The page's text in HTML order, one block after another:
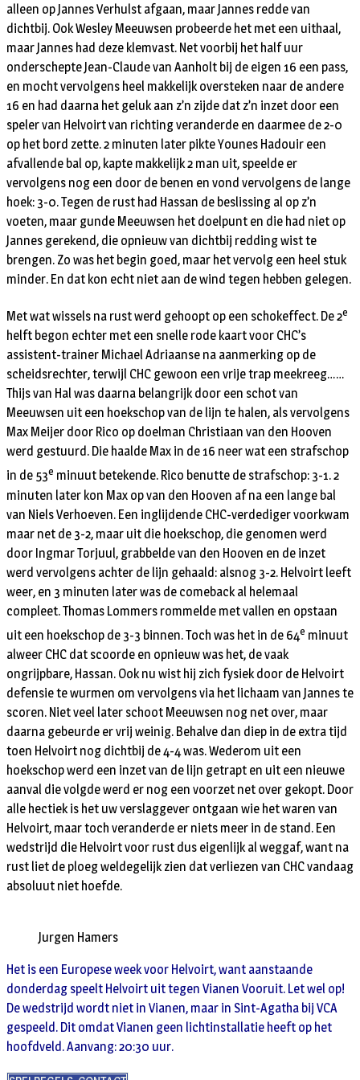
alleen op Jannes Verhulst afgaan, maar Jannes redde van
dichtbij. Ook Wesley Meeuwsen probeerde het met een uithaal,
maar Jannes had deze klemvast. Net voorbij het half uur
onderschepte Jean-Claude van Aanholt bij de eigen 16 een pass,
en mocht vervolgens heel makkelijk oversteken naar de andere
16 en had daarna het geluk aan z’n zijde dat z’n inzet door een
speler van Helvoirt van richting veranderde en daarmee de 2-0
op het bord zette. 2 minuten later pikte Younes Hadouir een
afvallende bal op, kapte makkelijk 2 man uit, speelde er
vervolgens nog een door de benen en vond vervolgens de lange
hoek: 3-0. Tegen de rust had Hassan de beslissing al op z’n
voeten, maar gunde Meeuwsen het doelpunt en die had niet op
Jannes gerekend, die opnieuw van dichtbij redding wist te
brengen. Zo was het begin goed, maar het vervolg een heel stuk
minder. En dat kon echt niet aan de wind tegen hebben gelegen.
Met wat wissels na rust werd gehoopt op een schokeffect. De 2e
helft begon echter met een snelle rode kaart voor CHC’s
assistent-trainer Michael Adriaanse na aanmerking op de
scheidsrechter, terwijl CHC gewoon een vrije trap meekreeg……
Thijs van Hal was daarna belangrijk door een schot van
Meeuwsen uit een hoekschop van de lijn te halen, als vervolgens
Max Meijer door Rico op doelman Christiaan van den Hooven
werd gestuurd. Die haalde Max in de 16 neer wat een strafschop
in de 53e minuut betekende. Rico benutte de strafschop: 3-1. 2
minuten later kon Max op van den Hooven af na een lange bal
van Niels Verhoeven. Een inglijdende CHC-verdediger voorkwam
maar net de 3-2, maar uit die hoekschop, die genomen werd
door Ingmar Torjuul, grabbelde van den Hooven en de inzet
werd vervolgens achter de lijn gehaald: alsnog 3-2. Helvoirt leeft
weer, en 3 minuten later was de comeback al helemaal
compleet. Thomas Lommers rommelde met vallen en opstaan
uit een hoekschop de 3-3 binnen. Toch was het in de 64e minuut
alweer CHC dat scoorde en opnieuw was het, de vaak
ongrijpbare, Hassan. Ook nu wist hij zich fysiek door de Helvoirt
defensie te wurmen om vervolgens via het lichaam van Jannes te
scoren. Niet veel later schoot Meeuwsen nog net over, maar
daarna gebeurde er vrij weinig. Behalve dan diep in de extra tijd
toen Helvoirt nog dichtbij de 4-4 was. Wederom uit een
hoekschop werd een inzet van de lijn getrapt en uit een nieuwe
aanval die volgde werd er nog een voorzet net over gekopt. Door
alle hectiek is het uw verslaggever ontgaan wie het waren van
Helvoirt, maar toch veranderde er niets meer in de stand. Een
wedstrijd die Helvoirt voor rust dus eigenlijk al weggaf, want na
rust liet de ploeg weldegelijk zien dat verliezen van CHC vandaag
absoluut niet hoefde.
Jurgen Hamers
Het is een Europese week voor Helvoirt, want aanstaande
donderdag speelt Helvoirt uit tegen Vianen Vooruit. Let wel op!
De wedstrijd wordt niet in Vianen, maar in Sint-Agatha bij VCA
gespeeld. Dit omdat Vianen geen lichtinstallatie heeft op het
hoofdveld. Aanvang: 20:30 uur.